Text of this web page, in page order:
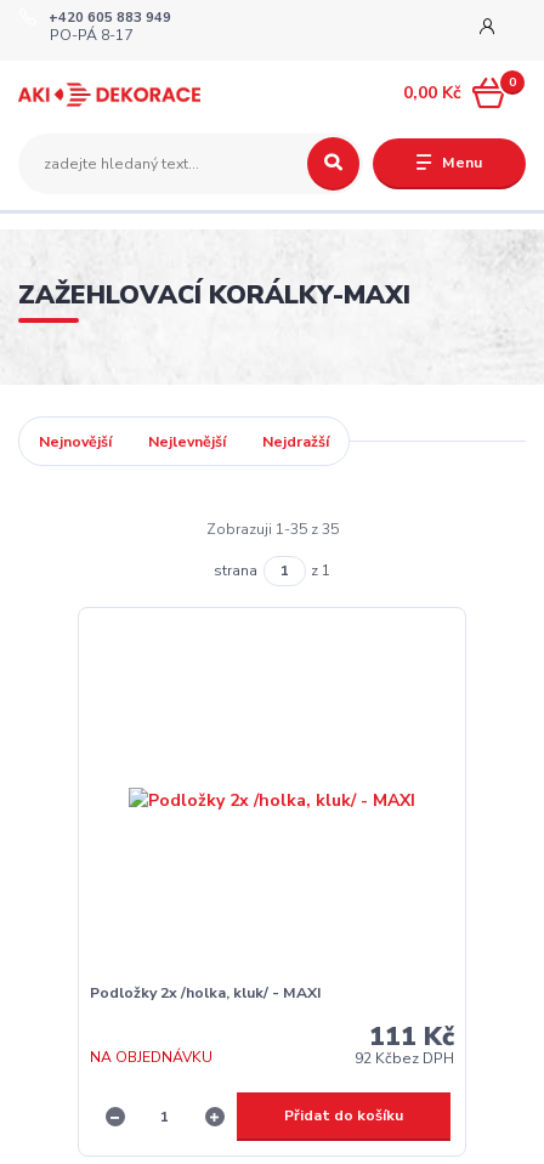
Menu
+420 605 883 949
PO-PÁ 8-17
0
0,00 Kč
ZAŽEHLOVACÍ KORÁLKY-MAXI
Nejnovější Nejlevnější Nejdražší
Zobrazuji 1-35 z 35
strana z 1
Podložky 2x /holka, kluk/ - MAXI
111 Kč
92 Kčbez DPH
NA OBJEDNÁVKU
Přidat do košíku